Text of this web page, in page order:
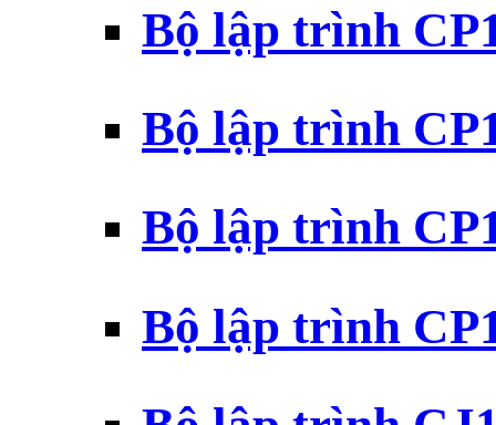
Bộ lập trình
Bộ lập trình
Bộ lập trình
Bộ lập trình